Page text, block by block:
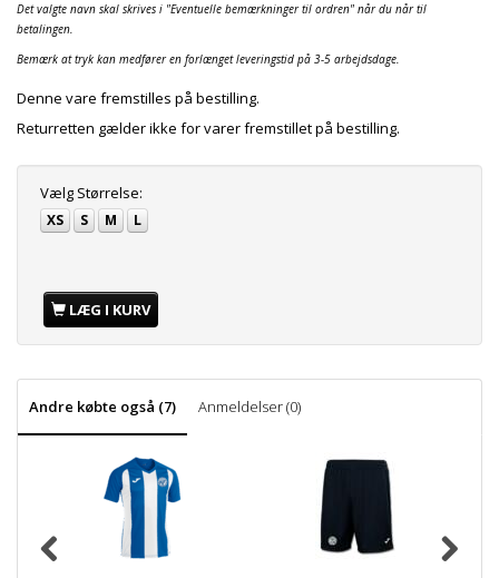
Det valgte navn skal skrives i "Eventuelle bemærkninger til ordren" når du når til
betalingen.
Bemærk at tryk kan medfører en forlænget leveringstid på 3-5 arbejdsdage.
Denne vare fremstilles på bestilling.
Returretten gælder ikke for varer fremstillet på bestilling.
Vælg Størrelse:
XS S M L
LÆG I KURV
Andre købte også (7) Anmeldelser (0)